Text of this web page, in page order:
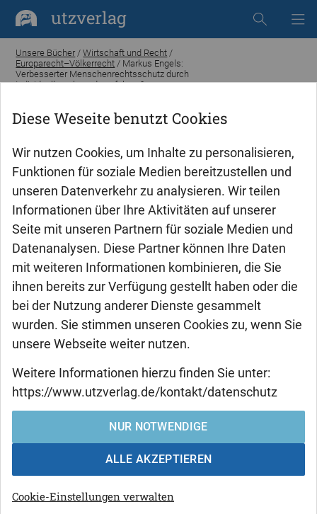
Diese Weseite benutzt Cookies
Wir nutzen Cookies, um Inhalte zu personalisieren,
Funktionen für soziale Medien bereitzustellen und
unseren Datenverkehr zu analysieren. Wir teilen
Informationen über Ihre Aktivitäten auf unserer
Seite mit unseren Partnern für soziale Medien und
Datenanalysen. Diese Partner können Ihre Daten
mit weiteren Informationen kombinieren, die Sie
ihnen bereits zur Verfügung gestellt haben oder die
bei der Nutzung anderer Dienste gesammelt
wurden. Sie stimmen unseren Cookies zu, wenn Sie
unsere Webseite weiter nutzen.
Weitere Informationen hierzu finden Sie unter:
https://www.utzverlag.de/kontakt/datenschutz
NUR NOTWENDIGE
ALLE AKZEPTIEREN
Cookie-Einstellungen verwalten
utzverlag
Unsere Bücher /Wirtschaft und Recht /
Europarecht–Völkerrecht / Markus Engels:
Verbesserter Menschenrechtsschutz durch
Individualbeschwerdeverfahren?
Markus Engels
Verbesserter
Menschenrechtsschutz durch
Individualbeschwerdeverfahren?
Zur Frage der Einführung eines
Fakultativprotokolls für den Internationalen
Pakt über wirtschaftliche, soziale und
kulturelle Rechte